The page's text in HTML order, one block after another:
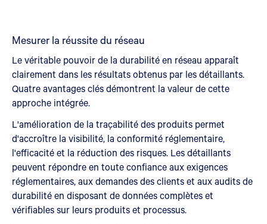
Mesurer la réussite du réseau
Le véritable pouvoir de la durabilité en réseau apparaît
clairement dans les résultats obtenus par les détaillants.
Quatre avantages clés démontrent la valeur de cette
approche intégrée.
L'amélioration de la traçabilité des produits permet
d'accroître la visibilité, la conformité réglementaire,
l'efficacité et la réduction des risques. Les détaillants
peuvent répondre en toute confiance aux exigences
réglementaires, aux demandes des clients et aux audits de
durabilité en disposant de données complètes et
vérifiables sur leurs produits et processus.